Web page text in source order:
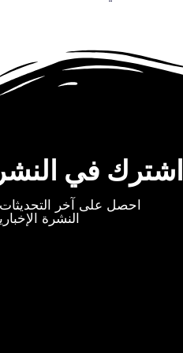
اشترك في
احصل على آخر
النشرة